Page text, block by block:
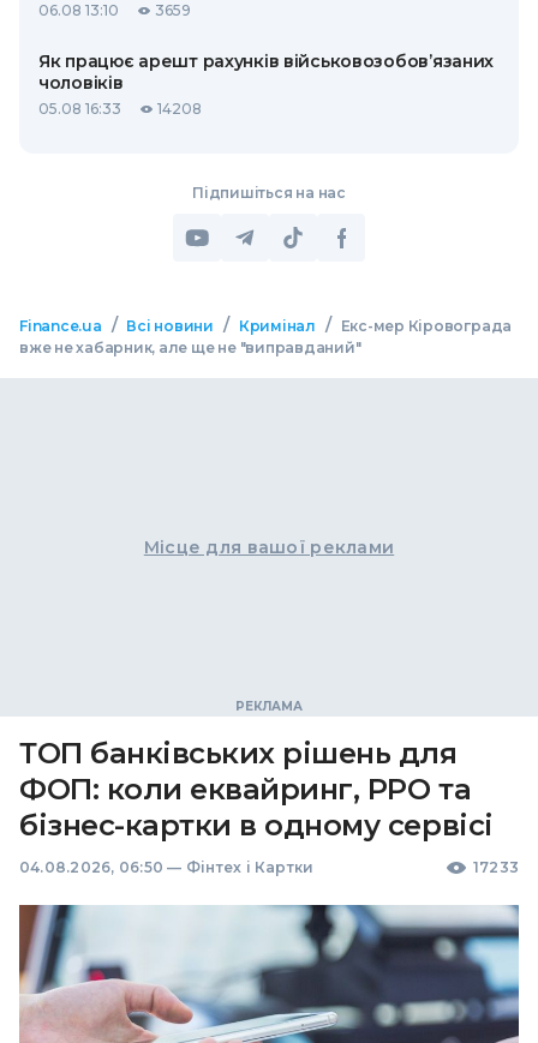
06.08 13:10 3659
Як працює арешт рахунків військовозобов’язаних
чоловіків
05.08 16:33 14208
Підпишіться на нас
Finance.ua / Всі новини / Кримінал /
Екс-мер Кіровограда
вже не хабарник, але ще не "виправданий"
Місце для вашої реклами
ТОП банківських рішень для
ФОП: коли еквайринг, РРО та
бізнес-картки в одному сервісі
04.08.2026, 06:50 — Фінтех і Картки 17233